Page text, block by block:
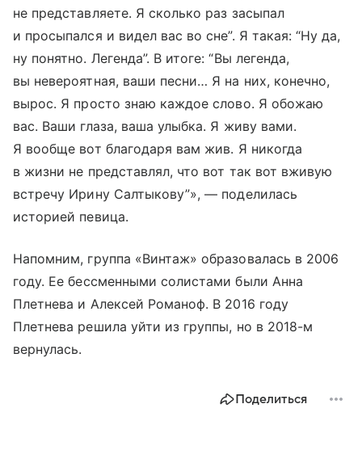
не представляете. Я сколько раз засыпал
и просыпался и видел вас во сне”. Я такая: “Ну да,
ну понятно. Легенда”. В итоге: “Вы легенда,
вы невероятная, ваши песни… Я на них, конечно,
вырос. Я просто знаю каждое слово. Я обожаю
вас. Ваши глаза, ваша улыбка. Я живу вами.
Я вообще вот благодаря вам жив. Я никогда
в жизни не представлял, что вот так вот вживую
встречу Ирину Салтыкову”», — поделилась
историей певица.
Напомним, группа «Винтаж» образовалась в 2006
году. Ее бессменными солистами были Анна
Плетнева и Алексей Романоф. В 2016 году
Плетнева решила уйти из группы, но в 2018-м
вернулась.
Поделиться